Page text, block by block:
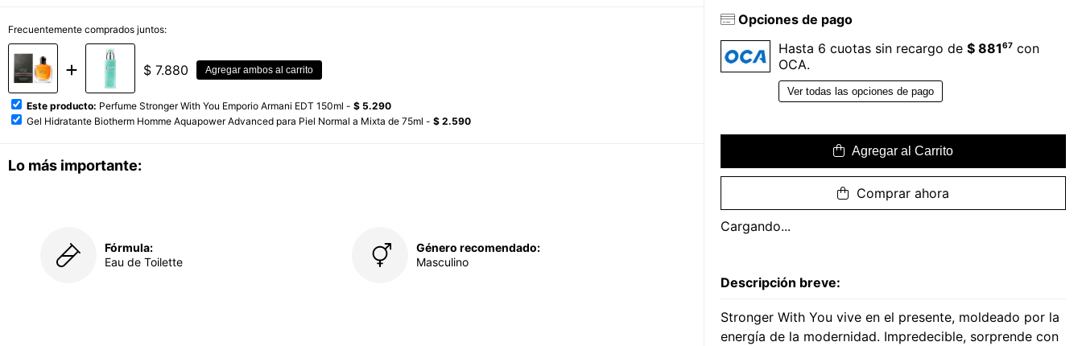
Frecuentemente comprados juntos:
$ 7.880 Agregar ambos al carrito
Este producto: Perfume Stronger With You Emporio Armani EDT 150ml - $ 5.290
Gel Hidratante Biotherm Homme Aquapower Advanced para Piel Normal a Mixta de 75ml - $ 2.590
Lo más importante:
Fórmula:
Eau de Toilette
Género recomendado:
Masculino
Opciones de pago
Hasta 6 cuotas sin recargo de $ 88167con
OCA.
Ver todas las opciones de pago
Agregar al Carrito
Comprar ahora
Cargando...
Descripción breve:
Stronger With You vive en el presente, moldeado por la
energía de la modernidad. Impredecible, sorprende con